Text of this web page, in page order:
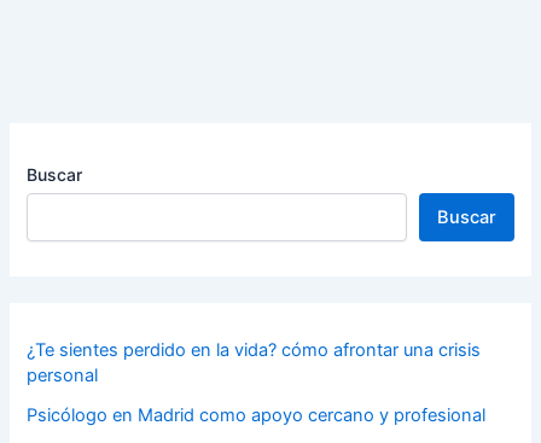
Buscar
Buscar
¿Te sientes perdido en la vida? cómo afrontar una crisis
personal
Psicólogo en Madrid como apoyo cercano y profesional